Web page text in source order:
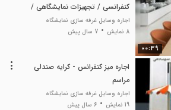
00:39
کنفرانسی / تجهیزات نمایشگاهی /
وسایل نمایشگاه
اجاره وسایل غرفه سازی نمایشگاه
8 نمایش
7 سال پیش
اجاره میز کنفرانس - کرایه صندلی
مراسم
اجاره وسایل غرفه سازی نمایشگاه
19 نمایش
6 سال پیش